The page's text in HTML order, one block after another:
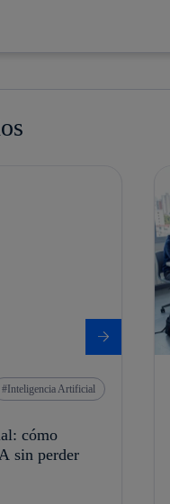
Inteligencia Artificial
cómo
sin perder